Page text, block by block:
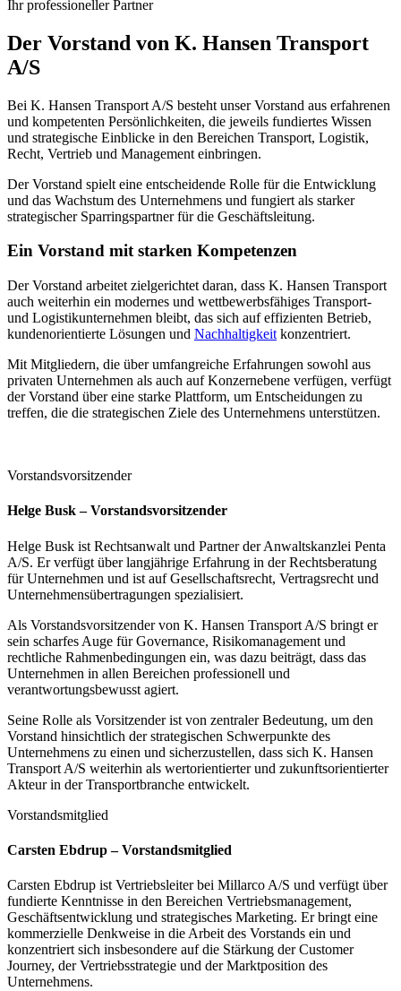
Ihr professioneller Partner
Der Vorstand von K. Hansen Transport
A/S
Bei K. Hansen Transport A/S besteht unser Vorstand aus erfahrenen
und kompetenten Persönlichkeiten, die jeweils fundiertes Wissen
und strategische Einblicke in den Bereichen Transport, Logistik,
Recht, Vertrieb und Management einbringen.
Der Vorstand spielt eine entscheidende Rolle für die Entwicklung
und das Wachstum des Unternehmens und fungiert als starker
strategischer Sparringspartner für die Geschäftsleitung.
Ein Vorstand mit starken Kompetenzen
Der Vorstand arbeitet zielgerichtet daran, dass K. Hansen Transport
auch weiterhin ein modernes und wettbewerbsfähiges Transport-
und Logistikunternehmen bleibt, das sich auf effizienten Betrieb,
kundenorientierte Lösungen und Nachhaltigkeit konzentriert.
Mit Mitgliedern, die über umfangreiche Erfahrungen sowohl aus
privaten Unternehmen als auch auf Konzernebene verfügen, verfügt
der Vorstand über eine starke Plattform, um Entscheidungen zu
treffen, die die strategischen Ziele des Unternehmens unterstützen.
Vorstandsvorsitzender
Helge Busk – Vorstandsvorsitzender
Helge Busk ist Rechtsanwalt und Partner der Anwaltskanzlei Penta
A/S. Er verfügt über langjährige Erfahrung in der Rechtsberatung
für Unternehmen und ist auf Gesellschaftsrecht, Vertragsrecht und
Unternehmensübertragungen spezialisiert.
Als Vorstandsvorsitzender von K. Hansen Transport A/S bringt er
sein scharfes Auge für Governance, Risikomanagement und
rechtliche Rahmenbedingungen ein, was dazu beiträgt, dass das
Unternehmen in allen Bereichen professionell und
verantwortungsbewusst agiert.
Seine Rolle als Vorsitzender ist von zentraler Bedeutung, um den
Vorstand hinsichtlich der strategischen Schwerpunkte des
Unternehmens zu einen und sicherzustellen, dass sich K. Hansen
Transport A/S weiterhin als wertorientierter und zukunftsorientierter
Akteur in der Transportbranche entwickelt.
Vorstandsmitglied
Carsten Ebdrup – Vorstandsmitglied
Carsten Ebdrup ist Vertriebsleiter bei Millarco A/S und verfügt über
fundierte Kenntnisse in den Bereichen Vertriebsmanagement,
Geschäftsentwicklung und strategisches Marketing. Er bringt eine
kommerzielle Denkweise in die Arbeit des Vorstands ein und
konzentriert sich insbesondere auf die Stärkung der Customer
Journey, der Vertriebsstrategie und der Marktposition des
Unternehmens.